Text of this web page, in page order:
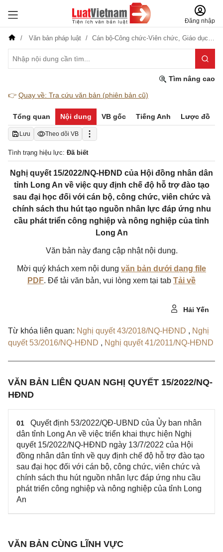
Đăng nhập
Văn bản pháp luật Cán bộ-Công chức-Viên chức, Giáo dục-Đào tạo-Dạy nghề
Tìm nâng cao
👉 Quay về: Tra cứu văn bản (phiên bản cũ)
Tổng quan Nội dung VB gốc Tiếng Anh Lược đồ
Lưu Theo dõi VB
Tình trạng hiệu lực: Đã biết
Nghị quyết 15/2022/NQ-HĐND của Hội đồng nhân dân
tỉnh Long An về việc quy định chế độ hỗ trợ đào tạo
sau đại học đối với cán bộ, công chức, viên chức và
chính sách thu hút tạo nguồn nhân lực đáp ứng nhu
cầu phát triển công nghiệp và nông nghiệp của tỉnh
Long An
Văn bản này đang cập nhật nội dung.
Mời quý khách xem nội dung văn bản dưới dạng file
PDF. Để tải văn bản, vui lòng xem tại tab Tải về
Hải Yến
Từ khóa liên quan: Nghị quyết 43/2018/NQ-HĐND , Nghị
quyết 53/2016/NQ-HĐND , Nghị quyết 41/2011/NQ-HĐND
VĂN BẢN LIÊN QUAN NGHỊ QUYẾT 15/2022/NQ-
HĐND
01
Quyết định 53/2022/QĐ-UBND của Ủy ban nhân
dân tỉnh Long An về việc triển khai thực hiện Nghị
quyết 15/2022/NQ-HĐND ngày 13/7/2022 của Hội
đồng nhân dân tỉnh về quy định chế độ hỗ trợ đào tạo
sau đại học đối với cán bộ, công chức, viên chức và
chính sách thu hút nguồn nhân lực đáp ứng nhu cầu
phát triển công nghiệp và nông nghiệp của tỉnh Long
An
VĂN BẢN CÙNG LĨNH VỰC